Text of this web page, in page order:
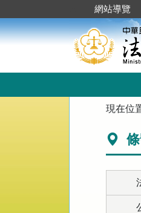
到
主
要
網站導覽
現在位